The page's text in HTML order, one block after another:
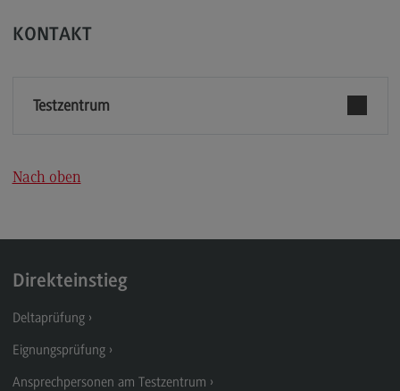
KONTAKT
Testzentrum
Nach oben
Direkteinstieg
Deltaprüfung
Eignungsprüfung
Ansprechpersonen am Testzentrum